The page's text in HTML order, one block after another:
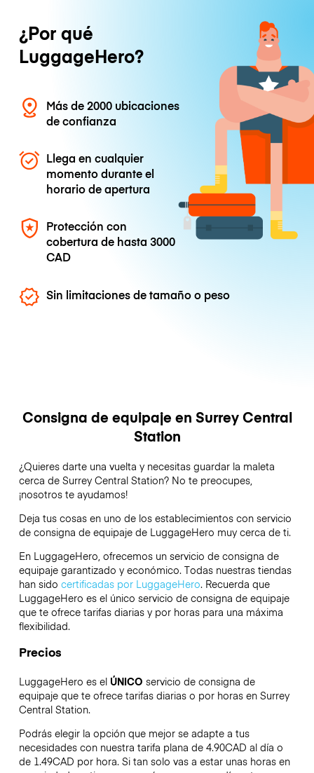
¿Por qué
LuggageHero?
Más de 2000 ubicaciones
de confianza
Llega en cualquier
momento durante el
horario de apertura
Protección con
cobertura de hasta3000
CAD
Sin limitaciones de tamaño o peso
Consigna de equipaje en Surrey Central
Station
¿Quieres darte una vuelta y necesitas guardar la maleta
cerca de Surrey Central Station? No te preocupes,
¡nosotros te ayudamos!
Deja tus cosas en uno de los establecimientos con servicio
de consigna de equipaje de LuggageHero muy cerca de ti.
En LuggageHero, ofrecemos un servicio de consigna de
equipaje garantizado y económico. Todas nuestras tiendas
han sido certificadas por LuggageHero. Recuerda que
LuggageHero es el único servicio de consigna de equipaje
que te ofrece tarifas diarias y por horas para una máxima
flexibilidad.
Precios
LuggageHero es el ÚNICO servicio de consigna de
equipaje que te ofrece tarifas diarias o por horas en Surrey
Central Station.
Podrás elegir la opción que mejor se adapte a tus
necesidades con nuestra tarifa plana de 4.90CAD al día o
de 1.49CAD por hora. Si tan solo vas a estar unas horas en